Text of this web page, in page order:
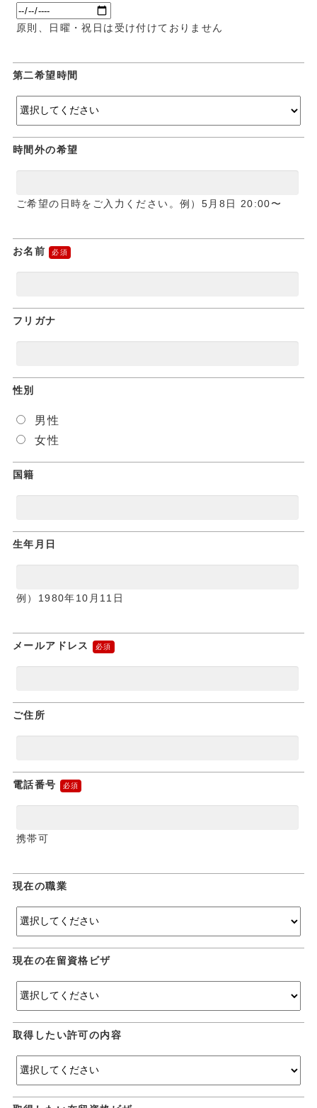
原則、日曜・祝日は受け付けておりません
第二希望時間
時間外の希望
ご希望の日時をご入力ください。例）5月8日 20:00〜
お名前
フリガナ
性別
男性
女性
国籍
生年月日
例）1980年10月11日
メールアドレス
ご住所
電話番号
携帯可
現在の職業
現在の在留資格ビザ
取得したい許可の内容